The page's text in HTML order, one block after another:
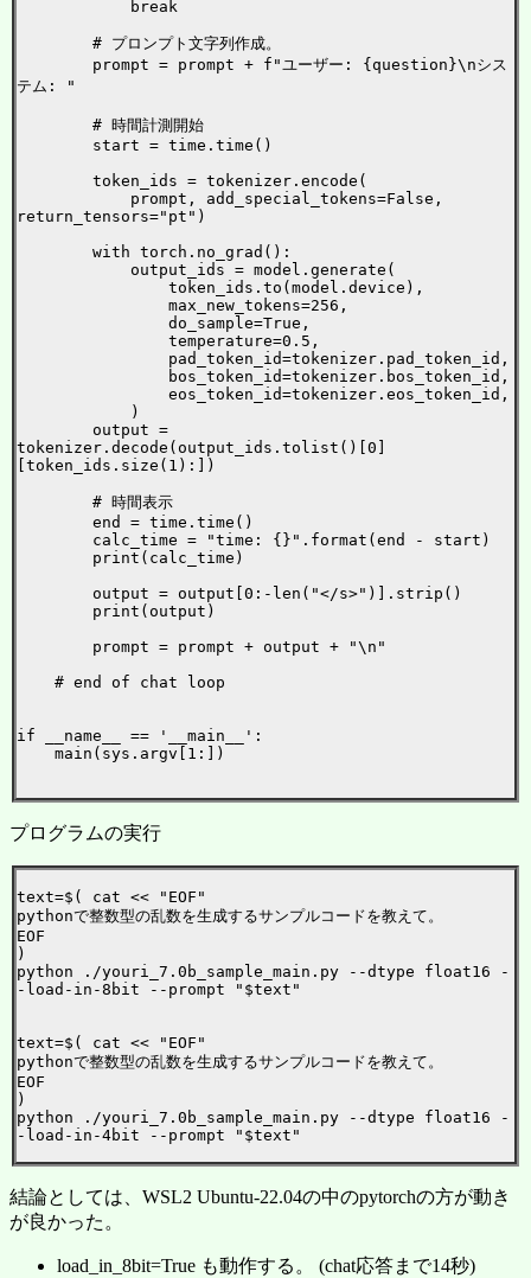
テム: "
return_tensors="pt")
tokenizer.decode(output_ids.tolist()[0]
[token_ids.size(1):])
if __name__ == '__main__':
プログラムの実行
text=$( cat << "EOF"
pythonで整数型の乱数を生成するサンプルコードを教えて。
EOF
)
python ./youri_7.0b_sample_main.py --dtype float16 -
-load-in-8bit --prompt "$text"
text=$( cat << "EOF"
pythonで整数型の乱数を生成するサンプルコードを教えて。
EOF
)
python ./youri_7.0b_sample_main.py --dtype float16 -
-load-in-4bit --prompt "$text"
結論としては、WSL2 Ubuntu-22.04の中のpytorchの方が動き
が良かった。
load_in_8bit=True も動作する。 (chat応答まで14秒)